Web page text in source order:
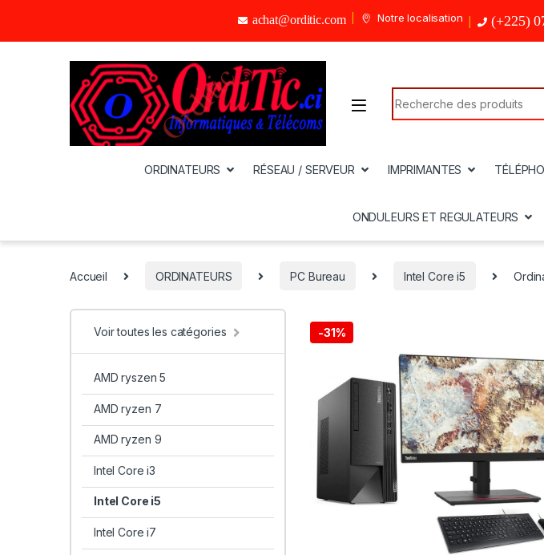
achat@orditic.com Notre localisation (+225)
Search for:
ORDINATEURS RÉSEAU / SERVEUR IMPRIMANTES
ONDULEURS ET REGULATEURS
Accueil ORDINATEURS PC Bureau Intel Core i5
-31%
Voir toutes les catégories
AMD ryszen 5
AMD ryzen 7
AMD ryzen 9
Intel Core i3
Intel Core i5
Intel Core i7